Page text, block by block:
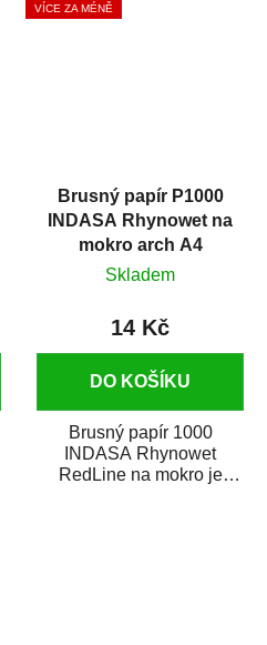
VÍCE ZA MÉNĚ
Brusný papír P1000
INDASA Rhynowet na
mokro arch A4
Skladem
14 Kč
DO KOŠÍKU
Brusný papír 1000
INDASA Rhynowet
RedLine na mokro je